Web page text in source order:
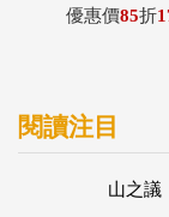
優惠價85折
閱讀注目
山之議